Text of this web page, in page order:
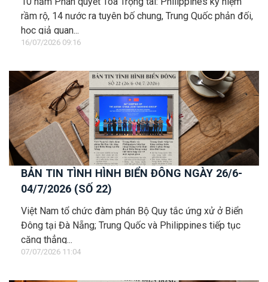
rầm rộ, 14 nước ra tuyên bố chung, Trung Quốc phản đối,
học giả quan...
16/07/2026 09:16
BẢN TIN TÌNH HÌNH BIỂN ĐÔNG NGÀY 26/6-
04/7/2026 (SỐ 22)
Việt Nam tổ chức đàm phán Bộ Quy tắc ứng xử ở Biển
Đông tại Đà Nẵng; Trung Quốc và Philippines tiếp tục
căng thẳng...
07/07/2026 11:04